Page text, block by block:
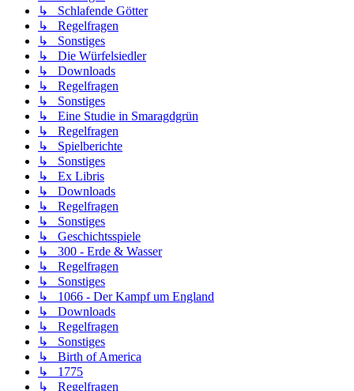
↳ Schlafende Götter
↳ Regelfragen
↳ Sonstiges
↳ Die Würfelsiedler
↳ Downloads
↳ Regelfragen
↳ Sonstiges
↳ Eine Studie in Smaragdgrün
↳ Regelfragen
↳ Spielberichte
↳ Sonstiges
↳ Ex Libris
↳ Downloads
↳ Regelfragen
↳ Sonstiges
↳ Geschichtsspiele
↳ 300 - Erde & Wasser
↳ Regelfragen
↳ Sonstiges
↳ 1066 - Der Kampf um England
↳ Downloads
↳ Regelfragen
↳ Sonstiges
↳ Birth of America
↳ 1775
↳ Regelfragen